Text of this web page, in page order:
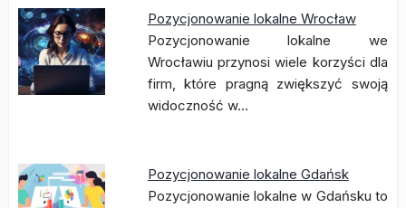
Pozycjonowanie lokalne Wrocław
Pozycjonowanie lokalne we
Wrocławiu przynosi wiele korzyści dla
firm, które pragną zwiększyć swoją
widoczność w…
Pozycjonowanie lokalne Gdańsk
Pozycjonowanie lokalne w Gdańsku to